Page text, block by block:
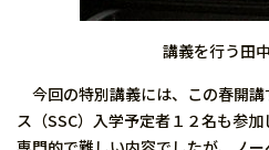
講義を行う田
今回の特別講義には、この春開
ス（SSC）入学予定者１２名も参加